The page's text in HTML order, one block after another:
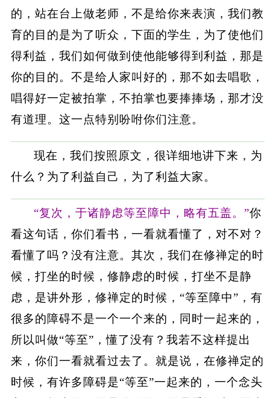
的，站在台上做老师，不是给你来表演，我们教
育的目的是为了听众，下面的学生，为了使他们
得利益，我们如何做到使他能够得到利益，那是
你的目的。不是给人家叫好的，那不如去唱歌，
唱得好一定被拍掌，不拍掌也要捧捧场，那才没
有道理。这一点特别吩咐你们注意。
现在，我们按照原文，很详细地讲下来，为
什么？为了利益自己，为了利益大家。
“复次，于诸静虑等至障中，略有五盖。”你
看这句话，你们看书，一看就看懂了，对不对？
看懂了吗？没有注意。其次，我们在修禅定的时
候，打坐的时候，修静虑的时候，打坐不是静
虑，是讲外形，修禅定的时候，“等至障中”，有
很多的障碍不是一个一个来的，同时一起来的，
所以叫做“等至”，懂了没有？我若不这样提出
来，你们一看就看过去了。就是说，在修禅定的
时候，有许多障碍是“等至”一起来的，一个念头